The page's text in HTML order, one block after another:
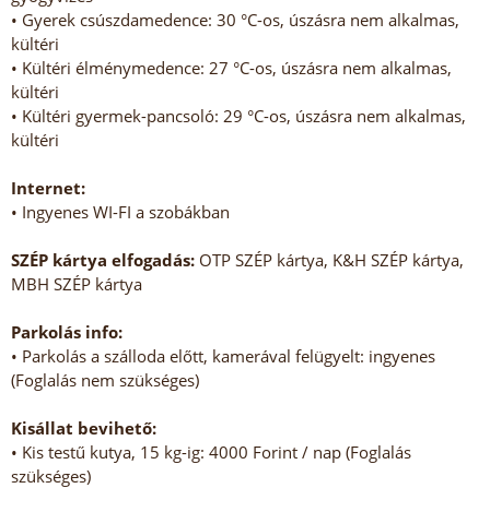
• Gyerek csúszdamedence: 30 °C-os, úszásra nem alkalmas,
kültéri
• Kültéri élménymedence: 27 °C-os, úszásra nem alkalmas,
kültéri
• Kültéri gyermek-pancsoló: 29 °C-os, úszásra nem alkalmas,
kültéri
Internet:
• Ingyenes WI-FI a szobákban
SZÉP kártya elfogadás: OTP SZÉP kártya, K&H SZÉP kártya,
MBH SZÉP kártya
Parkolás info:
• Parkolás a szálloda előtt, kamerával felügyelt: ingyenes
(Foglalás nem szükséges)
Kisállat bevihető:
• Kis testű kutya, 15 kg-ig: 4000 Forint / nap (Foglalás
szükséges)